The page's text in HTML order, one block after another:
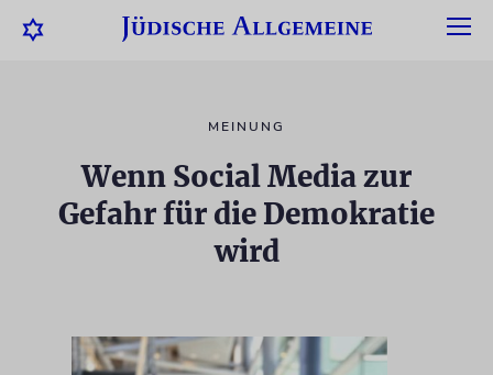
MEINUNG
Wenn Social Media zur
Gefahr für die Demokratie
wird